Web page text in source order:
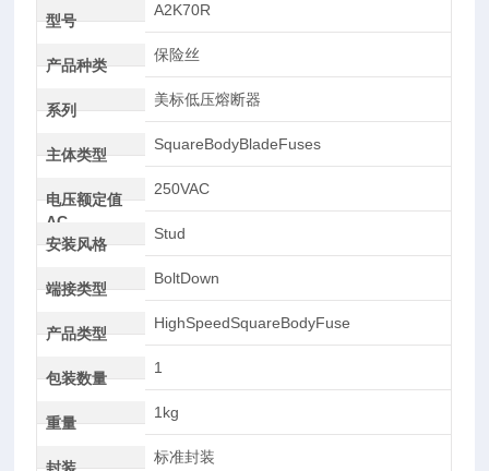
型号
A2K70R
产品种类
保险丝
系列
美标低压熔断器
主体类型
SquareBodyBladeFuses
电压额定值
AC
250VAC
安装风格
Stud
端接类型
BoltDown
产品类型
HighSpeedSquareBodyFuse
包装数量
1
重量
1kg
标准封装